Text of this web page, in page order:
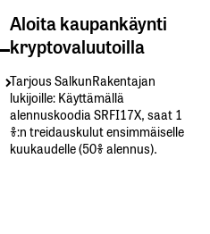
Aloita kaupankäynti
kryptovaluutoilla
Tarjous SalkunRakentajan
lukijoille: Käyttämällä​ ​
alennuskoodia​ ​SRFI17X,​ ​saat​ ​1
%:n treidauskulut​ ​ensimmäiselle​ ​
kuukaudelle​ ​(50%​ ​alennus).